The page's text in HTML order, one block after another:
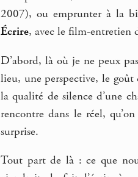
2007), ou emprunter à la
Écrire, avec le film-entretien
D’abord, là où je ne peux
lieu, une perspective, le
la qualité de silence d’une
rencontre dans le réel,
surprise.
Tout part de là : ce que